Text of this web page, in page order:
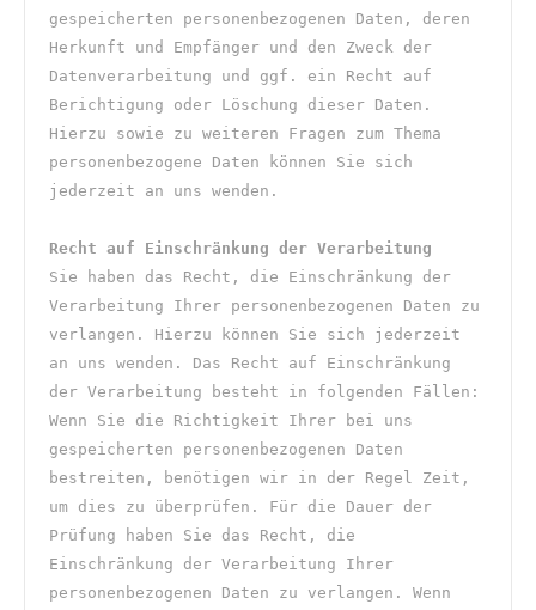
gespeicherten personenbezogenen Daten, deren
Herkunft und Empfänger und den Zweck der
Datenverarbeitung und ggf. ein Recht auf
Berichtigung oder Löschung dieser Daten.
Hierzu sowie zu weiteren Fragen zum Thema
personenbezogene Daten können Sie sich
jederzeit an uns wenden.
Recht auf Einschränkung der Verarbeitung
Sie haben das Recht, die Einschränkung der
Verarbeitung Ihrer personenbezogenen Daten zu
verlangen. Hierzu können Sie sich jederzeit
an uns wenden. Das Recht auf Einschränkung
der Verarbeitung besteht in folgenden Fällen:
Wenn Sie die Richtigkeit Ihrer bei uns
gespeicherten personenbezogenen Daten
bestreiten, benötigen wir in der Regel Zeit,
um dies zu überprüfen. Für die Dauer der
Prüfung haben Sie das Recht, die
Einschränkung der Verarbeitung Ihrer
personenbezogenen Daten zu verlangen. Wenn